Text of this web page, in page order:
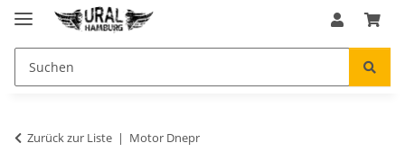
Zurück zur Liste Motor Dnepr